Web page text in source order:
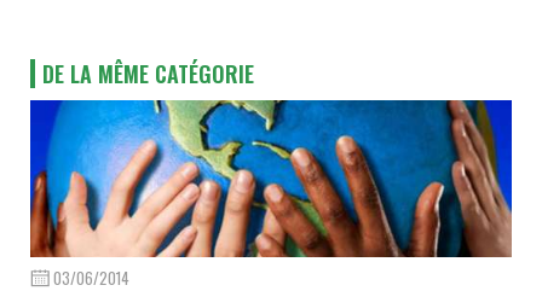
DE LA MÊME CATÉGORIE
03/06/2014